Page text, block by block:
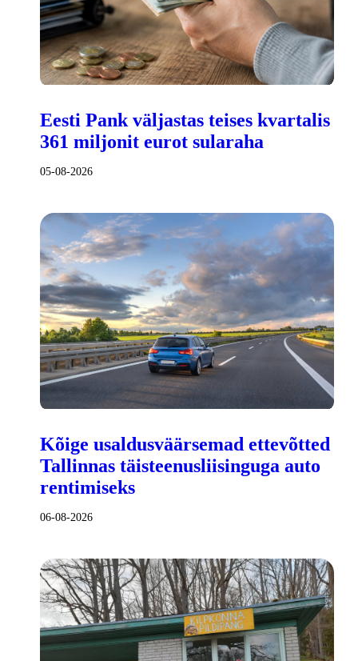
Eesti Pank väljastas teises kvartalis
361 miljonit eurot sularaha
05-08-2026
Kõige usaldusväärsemad ettevõtted
Tallinnas täisteenusliisinguga auto
rentimiseks
06-08-2026